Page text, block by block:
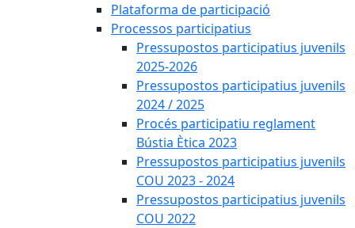
Plataforma de participació
Processos participatius
Pressupostos participatius juvenils
2025-2026
Pressupostos participatius juvenils
2024 / 2025
Procés participatiu reglament
Bústia Ètica 2023
Pressupostos participatius juvenils
COU 2023 - 2024
Pressupostos participatius juvenils
COU 2022